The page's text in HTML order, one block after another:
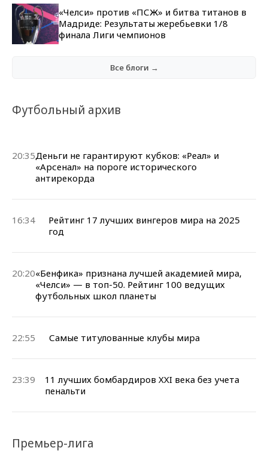
«Челси» против «ПСЖ» и битва титанов в
Мадриде: Результаты жеребьевки 1/8
финала Лиги чемпионов
Все блоги →
Футбольный архив
20:35Деньги не гарантируют кубков: «Реал» и
«Арсенал» на пороге исторического
антирекорда
16:34
Рейтинг 17 лучших вингеров мира на 2025
год
20:20«Бенфика» признана лучшей академией мира,
«Челси» — в топ-50. Рейтинг 100 ведущих
футбольных школ планеты
22:55 Самые титулованные клубы мира
23:39
11 лучших бомбардиров XXI века без учета
пенальти
Премьер-лига